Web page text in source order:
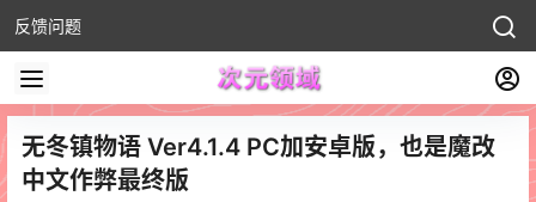
反馈问题
无冬镇物语 Ver4.1.4 PC加安卓版，也是魔改
中文作弊最终版